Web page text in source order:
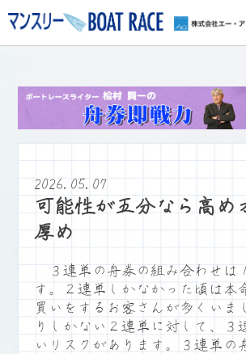
2026.05.07
可能性が五分なら高め
厚め
３連単の舟券の組み合わせは
す。２連単しかなかった頃は本
買いをするお客さんが多くいま
りしかない２連単に対して、３
いリスクがあります。３連単の